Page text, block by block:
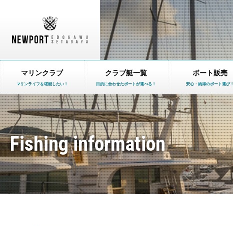
マリンクラブ
マリンライフを堪能したい！
クラブ艇一覧
目的に合わせたボートが選べる！
ボート販売
安心・納得のボート選び！
Fishing information